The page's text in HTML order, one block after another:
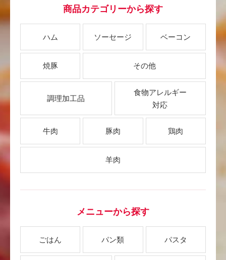
商品カテゴリーから探す
ハム ソーセージ ベーコン
焼豚 その他
調理加工品
食物アレルギー
対応
牛肉 豚肉 鶏肉
羊肉
メニューから探す
ごはん パン類 パスタ